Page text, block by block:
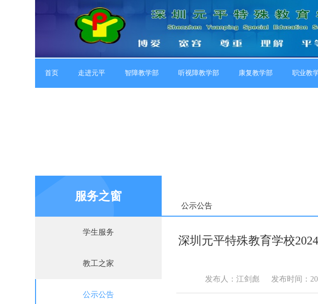
首页 走进元平 智障教学部 听视障教学部 康复教学部 职业教
服务之窗
学生服务
教工之家
公示公告
公示公告
深圳元平特殊教育学校
发布人：江剑彪 发布时间：